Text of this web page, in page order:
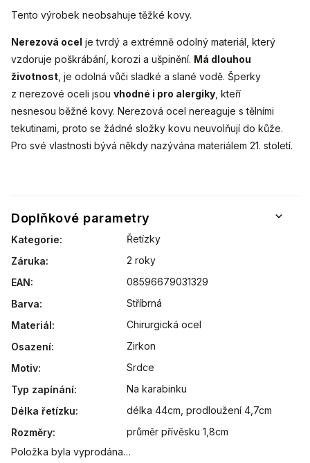
Tento výrobek neobsahuje těžké kovy.
Nerezová ocel je tvrdý a extrémně odolný materiál, který
vzdoruje poškrábání, korozi a ušpinění. Má dlouhou
životnost , je odolná vůči sladké a slané vodě. Šperky
z nerezové oceli jsou vhodné i pro alergiky , kteří
nesnesou běžné kovy. Nerezová ocel nereaguje s tělními
tekutinami, proto se žádné složky kovu neuvolňují do kůže.
Pro své vlastnosti bývá někdy nazývána materiálem 21. století.
Doplňkové parametry
Kategorie:
Řetízky
Záruka:
2 roky
EAN:
08596679031329
Barva:
Stříbrná
Materiál:
Chirurgická ocel
Osazení:
Zirkon
Motiv:
Srdce
Typ zapínání:
Na karabinku
Délka řetízku:
délka 44cm, prodloužení 4,7cm
Rozměry:
průměr přívěsku 1,8cm
Položka byla vyprodána…